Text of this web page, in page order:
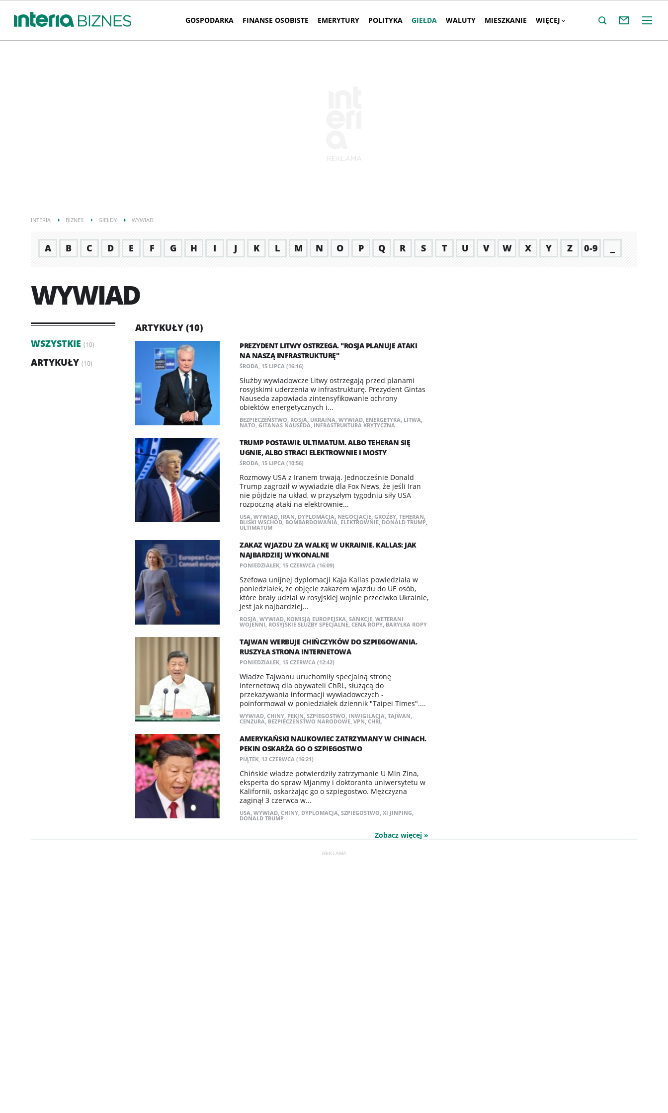
GOSPODARKA FINANSE OSOBISTE EMERYTURY POLITYKA GIEŁDA WALUTY MIESZKANIE WIĘCEJ
INTERIA BIZNES GIEŁDY WYWIAD
A B C D E F G H I J K L M N O P Q R S T U V W X Y Z 0-9
WYWIAD
WSZYSTKIE (10)
ARTYKUŁY (10)
ARTYKUŁY (10)
PREZYDENT LITWY OSTRZEGA. "ROSJA PLANUJE ATAKI
NA NASZĄ INFRASTRUKTURĘ"
ŚRODA, 15 LIPCA (16:16)
Służby wywiadowcze Litwy ostrzegają przed planami
rosyjskimi uderzenia w infrastrukturę. Prezydent Gintas
Nauseda zapowiada zintensyfikowanie ochrony
obiektów energetycznych i...
BEZPIECZEŃSTWO, ROSJA, UKRAINA, WYWIAD, ENERGETYKA, LITWA,
NATO, GITANAS NAUSEDA, INFRASTRUKTURA KRYTYCZNA
TRUMP POSTAWIŁ ULTIMATUM. ALBO TEHERAN SIĘ
UGNIE, ALBO STRACI ELEKTROWNIE I MOSTY
ŚRODA, 15 LIPCA (10:56)
Rozmowy USA z Iranem trwają. Jednocześnie Donald
Trump zagroził w wywiadzie dla Fox News, że jeśli Iran
nie pójdzie na układ, w przyszłym tygodniu siły USA
rozpoczną ataki na elektrownie...
USA, WYWIAD, IRAN, DYPLOMACJA, NEGOCJACJE, GROŹBY, TEHERAN,
BLISKI WSCHÓD, BOMBARDOWANIA, ELEKTROWNIE, DONALD TRUMP,
ULTIMATUM
ZAKAZ WJAZDU ZA WALKĘ W UKRAINIE. KALLAS: JAK
NAJBARDZIEJ WYKONALNE
PONIEDZIAŁEK, 15 CZERWCA (16:09)
Szefowa unijnej dyplomacji Kaja Kallas powiedziała w
poniedziałek, że objęcie zakazem wjazdu do UE osób,
które brały udział w rosyjskiej wojnie przeciwko Ukrainie,
jest jak najbardziej...
ROSJA, WYWIAD, KOMISJA EUROPEJSKA, SANKCJE, WETERANI
WOJENNI, ROSYJSKIE SŁUŻBY SPECJALNE, CENA ROPY, BARYŁKA ROPY
TAJWAN WERBUJE CHIŃCZYKÓW DO SZPIEGOWANIA.
RUSZYŁA STRONA INTERNETOWA
PONIEDZIAŁEK, 15 CZERWCA (12:42)
Władze Tajwanu uruchomiły specjalną stronę
internetową dla obywateli ChRL, służącą do
przekazywania informacji wywiadowczych -
poinformował w poniedziałek dziennik "Taipei Times"....
WYWIAD, CHINY, PEKIN, SZPIEGOSTWO, INWIGILACJA, TAJWAN,
CENZURA, BEZPIECZEŃSTWO NARODOWE, VPN, CHRL
AMERYKAŃSKI NAUKOWIEC ZATRZYMANY W CHINACH.
PEKIN OSKARŻA GO O SZPIEGOSTWO
PIĄTEK, 12 CZERWCA (16:21)
Chińskie władze potwierdziły zatrzymanie U Min Zina,
eksperta do spraw Mjanmy i doktoranta uniwersytetu w
Kalifornii, oskarżając go o szpiegostwo. Mężczyzna
zaginął 3 czerwca w...
USA, WYWIAD, CHINY, DYPLOMACJA, SZPIEGOSTWO, XI JINPING,
DONALD TRUMP
Zobacz więcej »
REKLAMA